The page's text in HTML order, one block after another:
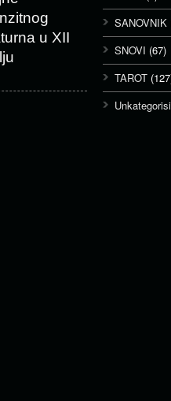
u XII
SANOVNIK
SNOVI (67)
TAROT